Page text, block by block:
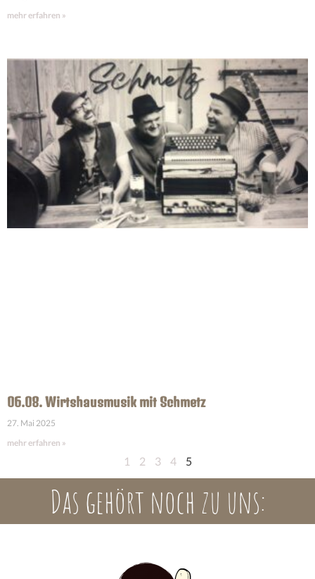
mehr erfahren »
06.08. Wirtshausmusik mit Schmetz
27. Mai 2025
mehr erfahren »
1 2 3 4 5
Das gehört noch zu uns: